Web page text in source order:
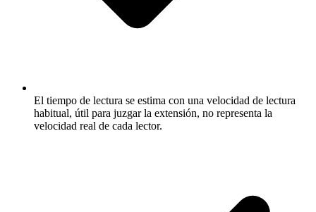
El tiempo de lectura se estima con una velocidad de lectura
habitual, útil para juzgar la extensión, no representa la
velocidad real de cada lector.